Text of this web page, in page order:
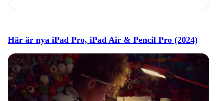
Här är nya iPad Pro, iPad Air & Pencil Pro (2024)